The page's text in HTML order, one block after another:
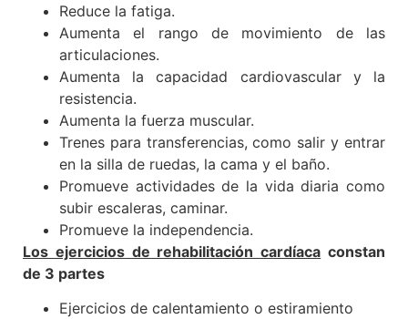
Reduce la fatiga.
Aumenta el rango de movimiento de las
articulaciones.
Aumenta la capacidad cardiovascular y la
resistencia.
Aumenta la fuerza muscular.
Trenes para transferencias, como salir y entrar
en la silla de ruedas, la cama y el baño.
Promueve actividades de la vida diaria como
subir escaleras, caminar.
Promueve la independencia.
Los ejercicios de rehabilitación cardíaca constan
de 3 partes
Ejercicios de calentamiento o estiramiento